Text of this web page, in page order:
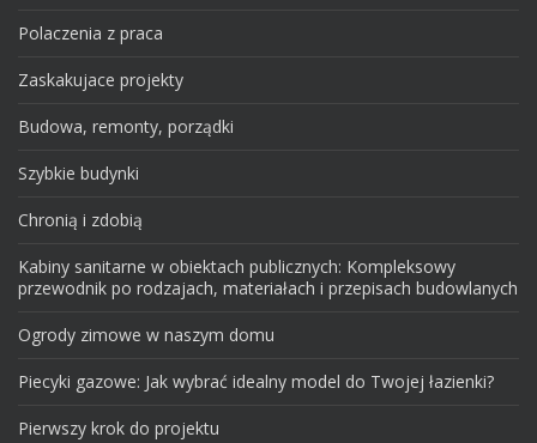
Polaczenia z praca
Zaskakujace projekty
Budowa, remonty, porządki
Szybkie budynki
Chronią i zdobią
Kabiny sanitarne w obiektach publicznych: Kompleksowy
przewodnik po rodzajach, materiałach i przepisach budowlanych
Ogrody zimowe w naszym domu
Piecyki gazowe: Jak wybrać idealny model do Twojej łazienki?
Pierwszy krok do projektu